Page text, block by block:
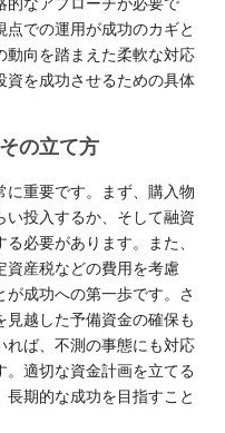
での運用が成功のカギと
動向を踏まえた柔軟な対応
資を成功させるための具体
の立て方
重要です。まず、購入物
投入するか、そして融資
必要があります。また、
資産税などの費用を考慮
成功への第一歩です。さ
越した予備資金の確保も
れば、不測の事態にも対応
適切な資金計画を立てる
期的な成功を目指すこと